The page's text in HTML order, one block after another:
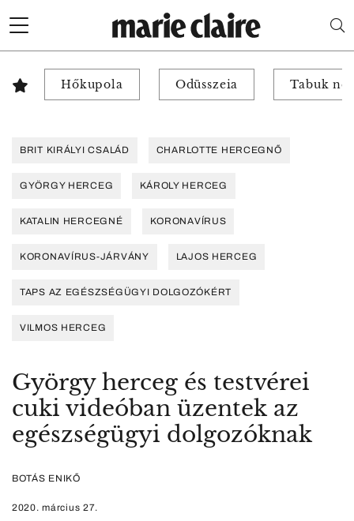
Hőkupola Odüsszeia Tabuk
BRIT KIRÁLYI CSALÁD CHARLOTTE HERCEGNŐ
GYÖRGY HERCEG KÁROLY HERCEG
KATALIN HERCEGNÉ KORONAVÍRUS
KORONAVÍRUS-JÁRVÁNY LAJOS HERCEG
TAPS AZ EGÉSZSÉGÜGYI DOLGOZÓKÉRT
VILMOS HERCEG
György herceg és testvérei
cuki videóban üzentek az
egészségügyi dolgozóknak
BOTÁS ENIKŐ
2020. március 27.